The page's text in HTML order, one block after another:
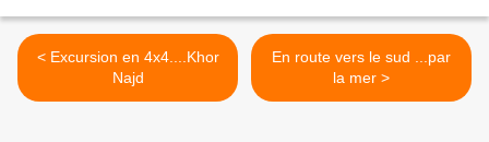
< Excursion en 4x4....Khor
Najd
En route vers le sud ...par
la mer >